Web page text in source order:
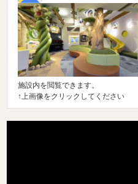
施設内を閲覧できます。
↑上画像をクリックしてください